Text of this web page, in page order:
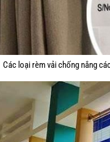
Các loại rèm vải chống nắng